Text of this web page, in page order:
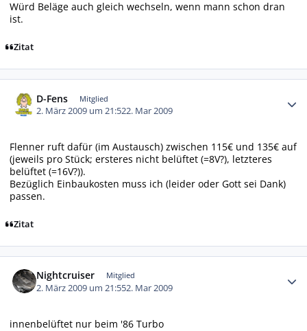
Würd Beläge auch gleich wechseln, wenn mann schon dran
ist.
Zitat
D-Fens Mitglied
2. März 2009 um 21:522. Mar 2009
Flenner ruft dafür (im Austausch) zwischen 115€ und 135€ auf
(jeweils pro Stück; ersteres nicht belüftet (=8V?), letzteres
belüftet (=16V?)).
Bezüglich Einbaukosten muss ich (leider oder Gott sei Dank)
passen.
Zitat
Nightcruiser Mitglied
2. März 2009 um 21:552. Mar 2009
innenbelüftet nur beim '86 Turbo